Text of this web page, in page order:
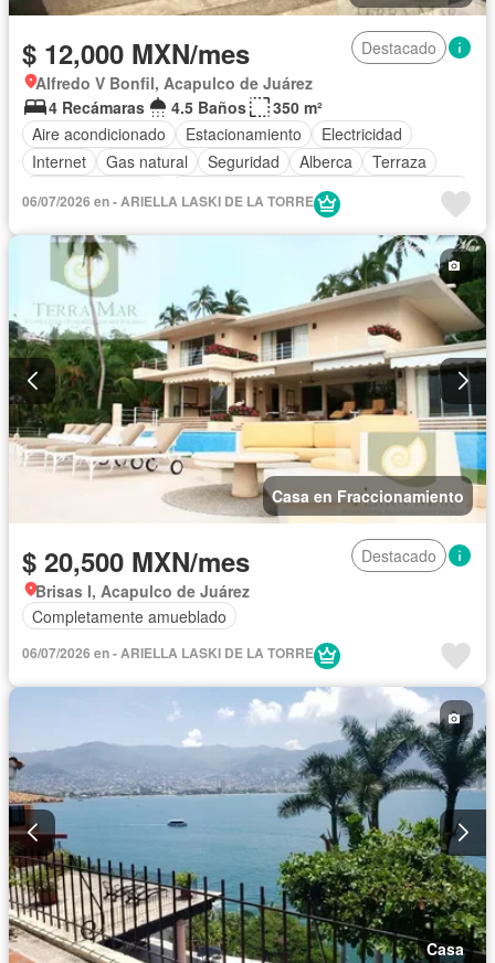
$ 12,000 MXN/mes
Destacado
Alfredo V Bonfil, Acapulco de Juárez
4 Recámaras
4.5 Baños
350 m²
Aire acondicionado
Estacionamiento
Electricidad
Internet
Gas natural Seguridad Alberca
Terraza
Acceso para personas con discapacidad
Cocina integral
Cisterna
Jardín
Cocina equipada
Sala polivalente
Jacuzzi
Agua
Cancha de tenis
Vista panorámica
Recámara con closet
Caseta de vigilancia
Wifi Sauna
Permite niños
Completamente amueblado
06/07/2026 en - ARIELLA LASKI DE LA TORRE
Casa en Fraccionamiento
$ 20,500 MXN/mes
Destacado
Brisas I, Acapulco de Juárez
Completamente amueblado
06/07/2026 en - ARIELLA LASKI DE LA TORRE
Casa